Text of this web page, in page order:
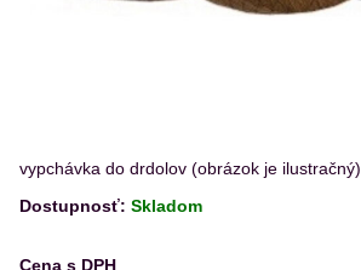
vypchávka do drdolov (obrázok je ilustračný)
Dostupnosť: Skladom
Cena s DPH